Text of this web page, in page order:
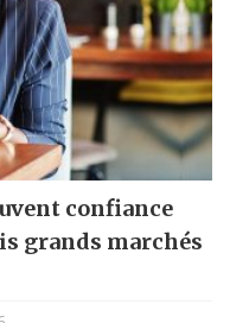
confiance
grands marchés